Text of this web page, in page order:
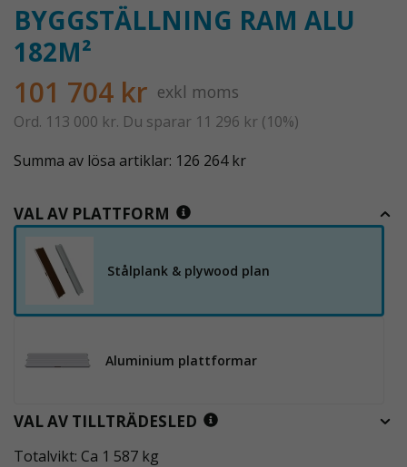
BYGGSTÄLLNING RAM ALU
182M²
101 704 kr exkl moms
Ord. 113 000 kr. Du sparar 11 296 kr (10%)
Summa av lösa artiklar: 126 264 kr
VAL AV PLATTFORM
Stålplank & plywood plan
Aluminium plattformar
VAL AV TILLTRÄDESLED
Totalvikt: Ca 1 587 kg